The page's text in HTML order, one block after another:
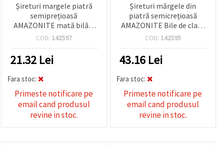
Șireturi margele piatră
semiprețioasă
AMAZONITE mată bilă 6
mm ~ 64 bucăți
COD: 142597
21.32 Lei
Fara stoc:
Primeste notificare pe
email cand produsul
revine in stoc.
Șireturi mărgele din
piatră semicrețioasă
AMAZONITE Bile de clasa
A 12 mm ~ 32 bucăți
COD: 142595
43.16 Lei
Fara stoc:
Primeste notificare pe
email cand produsul
revine in stoc.